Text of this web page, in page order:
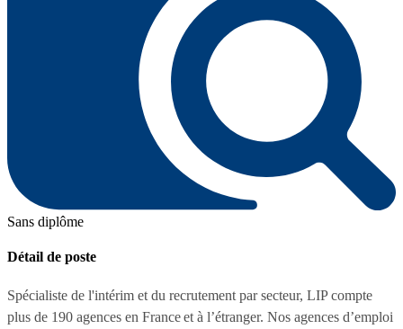
Sans diplôme
Détail de poste
Spécialiste de l'intérim et du recrutement par secteur, LIP compte
plus de 190 agences en France et à l’étranger. Nos agences d’emploi